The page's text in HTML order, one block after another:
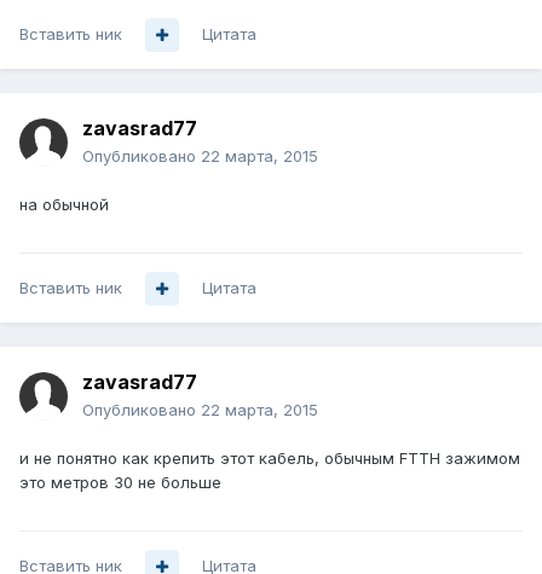
Вставить ник Цитата
zavasrad77
Опубликовано 22 марта, 2015
на обычной
Вставить ник Цитата
zavasrad77
Опубликовано 22 марта, 2015
и не понятно как крепить этот кабель, обычным FTTH зажимом
это метров 30 не больше
Вставить ник Цитата